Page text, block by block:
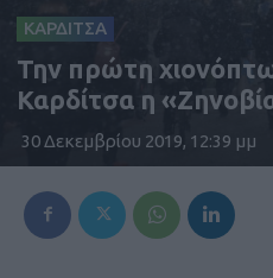
ΚΑΡΔΙΤΣΑ
Την πρώτη
Καρδίτσα η
30 Δεκεμβρίου 2019, 12:39 μμ